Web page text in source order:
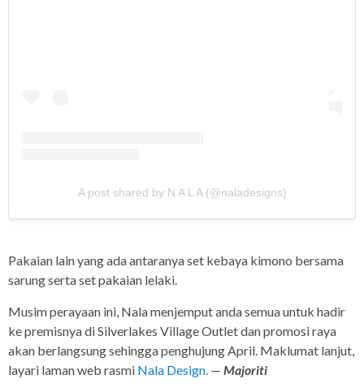
A post shared by N A L A (@naladesigns)
Pakaian lain yang ada antaranya set kebaya kimono bersama
sarung serta set pakaian lelaki.
Musim perayaan ini, Nala menjemput anda semua untuk hadir
ke premisnya di Silverlakes Village Outlet dan promosi raya
akan berlangsung sehingga penghujung April. Maklumat lanjut,
layari laman web rasmi Nala Design. — Majoriti